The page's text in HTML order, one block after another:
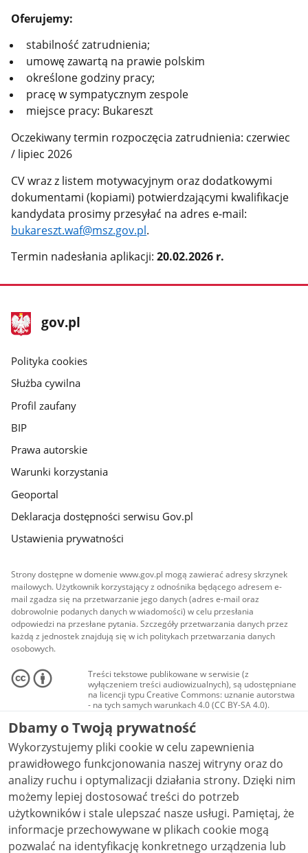
Oferujemy:
stabilność zatrudnienia;
umowę zawartą na prawie polskim
określone godziny pracy;
pracę w sympatycznym zespole
miejsce pracy: Bukareszt
Oczekiwany termin rozpoczęcia zatrudnienia: czerwiec
/ lipiec 2026
CV wraz z listem motywacyjnym oraz dodatkowymi
dokumentami (kopiami) potwierdzającymi kwalifikacje
kandydata prosimy przesyłać na adres e-mail:
bukareszt.waf@msz.gov.pl.
Termin nadesłania aplikacji:20.02.2026 r.
stopka
gov.pl
Strona
gov.pl
gov.pl
Polityka cookies
Służba cywilna
Profil zaufany
BIP
Prawa autorskie
Warunki korzystania
Geoportal
Deklaracja dostępności serwisu Gov.pl
Ustawienia prywatności
Strony dostępne w domenie www.gov.pl mogą zawierać adresy skrzynek
mailowych. Użytkownik korzystający z odnośnika będącego adresem e-
mail zgadza się na przetwarzanie jego danych (adres e-mail oraz
dobrowolnie podanych danych w wiadomości) w celu przesłania
odpowiedzi na przesłane pytania. Szczegóły przetwarzania danych przez
każdą z jednostek znajdują się w ich politykach przetwarzania danych
osobowych.
Treści tekstowe publikowane w serwisie (z
wyłączeniem treści audiowizualnych), są udostępniane
na licencji typu Creative Commons: uznanie autorstwa
- na tych samych warunkach 4.0 (CC BY-SA 4.0).
Materiały audiowizualne, w tym zdjęcia, materiały
audio i wideo, są udostępniane na licencji typu
Creative Commons: uznanie autorstwa użycie
niekomercyjne - bez utworów zależnych 4.0 (CC BY-
NC-ND 4.0), o ile nie jest to stwierdzone inaczej.
Dbamy o Twoją prywatność
Wykorzystujemy pliki cookie w celu zapewnienia
prawidłowego funkcjonowania naszej witryny oraz do
analizy ruchu i optymalizacji działania strony. Dzięki nim
możemy lepiej dostosować treści do potrzeb
użytkowników i stale ulepszać nasze usługi. Pamiętaj, że
informacje przechowywane w plikach cookie mogą
pozwalać na identyfikację konkretnego urządzenia lub